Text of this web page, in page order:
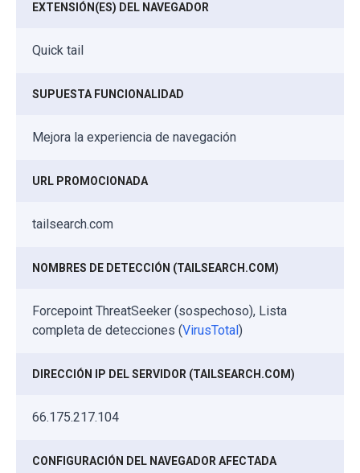
EXTENSIÓN(ES) DEL NAVEGADOR
Quick tail
SUPUESTA FUNCIONALIDAD
Mejora la experiencia de navegación
URL PROMOCIONADA
tailsearch.com
NOMBRES DE DETECCIÓN (TAILSEARCH.COM)
Forcepoint ThreatSeeker (sospechoso), Lista
completa de detecciones (VirusTotal)
DIRECCIÓN IP DEL SERVIDOR (TAILSEARCH.COM)
66.175.217.104
CONFIGURACIÓN DEL NAVEGADOR AFECTADA